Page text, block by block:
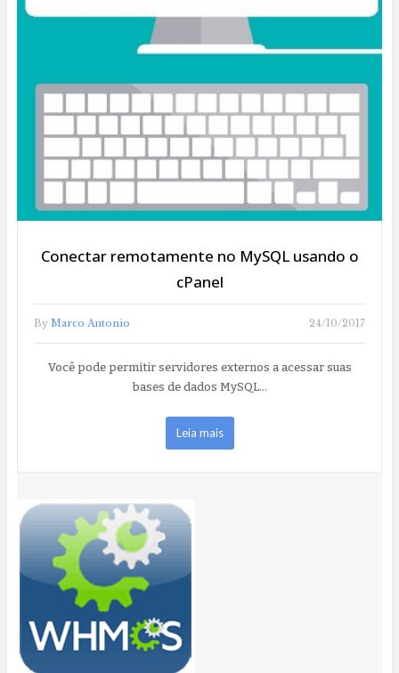
Conectar remotamente no MySQL usando o
cPanel
By Marco Antonio 24/10/2017
Você pode permitir servidores externos a acessar suas
bases de dados MySQL…
Leia mais